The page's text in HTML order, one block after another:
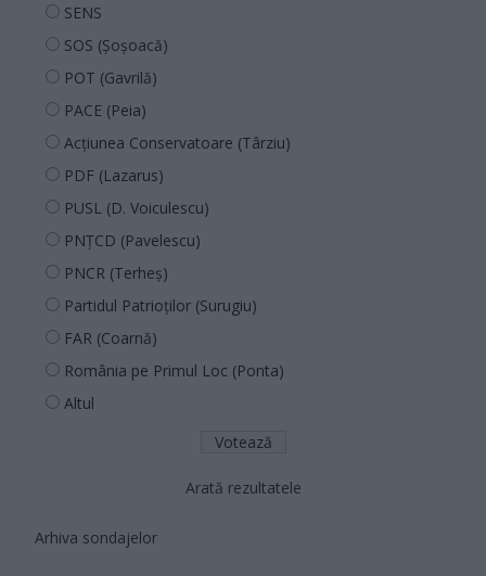
SENS
SOS (Șoșoacă)
POT (Gavrilă)
PACE (Peia)
Acțiunea Conservatoare (Târziu)
PDF (Lazarus)
PUSL (D. Voiculescu)
PNȚCD (Pavelescu)
PNCR (Terheș)
Partidul Patrioților (Surugiu)
FAR (Coarnă)
România pe Primul Loc (Ponta)
Altul
Arată rezultatele
Arhiva sondajelor